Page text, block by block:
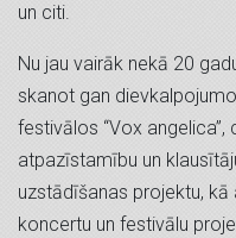
un citi.
Nu jau vairāk nekā 20
skanot gan
festivālos “Vox
atpazīstamību un
uzstādīšanas projektu,
koncertu un festivālu